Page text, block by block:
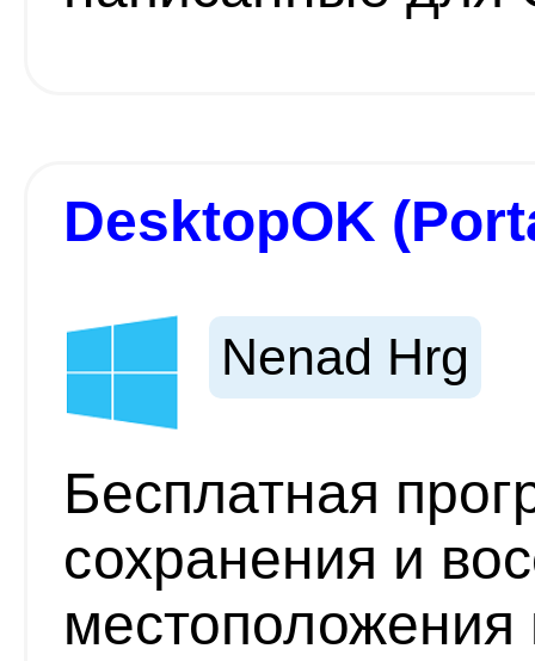
DesktopOK
Nenad Hrg
Бесплатная
сохранения и
местоположения